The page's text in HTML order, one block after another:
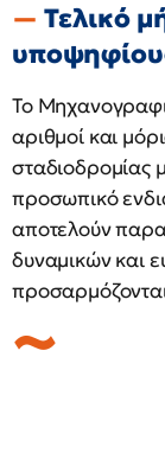
Τελικό
Το
αριθμοί και
σταδιοδρομίας
προσωπικό
αποτελούν
δυναμικών και